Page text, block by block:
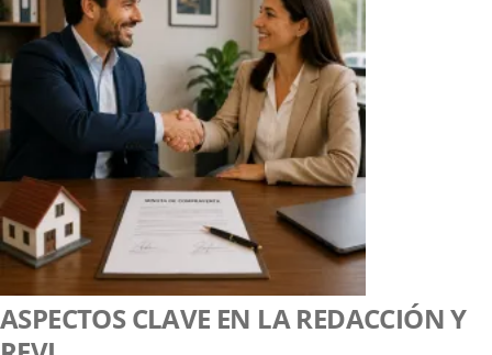
ASPECTOS CLAVE EN LA REDACCIÓN Y